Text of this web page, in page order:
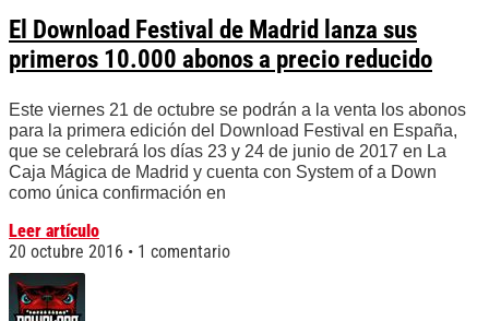
El Download Festival de Madrid lanza sus
primeros 10.000 abonos a precio reducido
Este viernes 21 de octubre se podrán a la venta los abonos
para la primera edición del Download Festival en España,
que se celebrará los días 23 y 24 de junio de 2017 en La
Caja Mágica de Madrid y cuenta con System of a Down
como única confirmación en
Leer artículo
20 octubre 2016
1 comentario